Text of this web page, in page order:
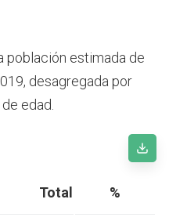
población estimada de
desagregada por
edad.
Total %